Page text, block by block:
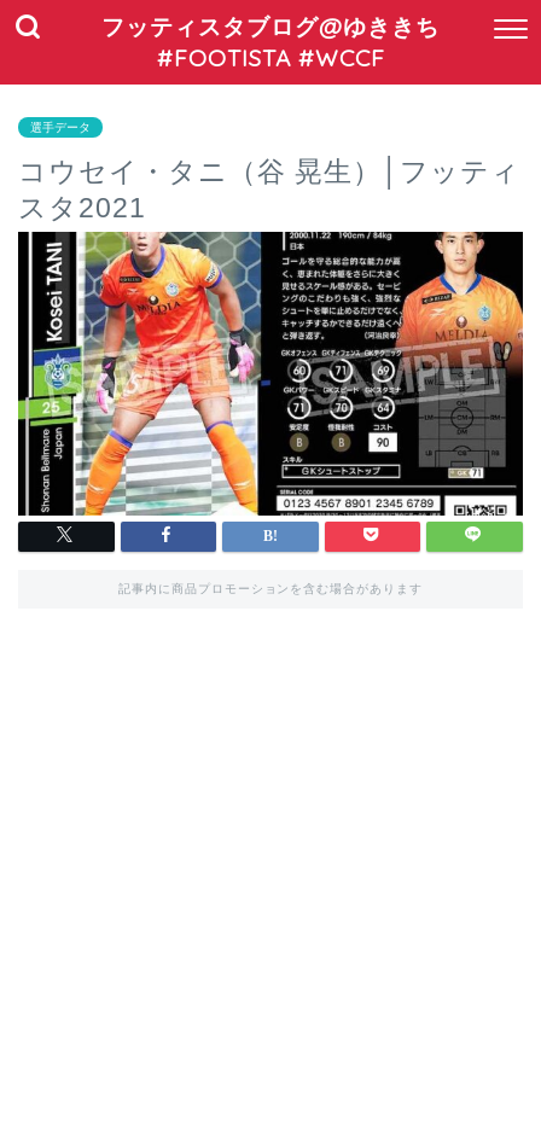
フッティスタブログ@ゆききち
#FOOTISTA #WCCF
選手データ
コウセイ・タニ（谷 晃生）│フッティ
スタ2021
記事内に商品プロモーションを含む場合があります